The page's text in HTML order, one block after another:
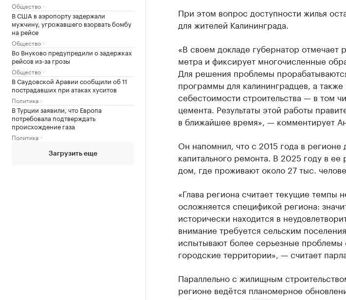
Общество
В США в аэропорту задержали
мужчину, угрожавшего взорвать бомбу
на рейсе
Общество
Во Внуково предупредили о задержках
рейсов из-за грозы
Общество
В Саудовской Аравии сообщили об 11
пострадавших при атаках хуситов
Политика
В Турции заявили, что Европа
потребовала подтверждать
происхождение газа
Политика
Загрузить еще
При этом вопрос доступности жилья
для жителей Калининграда.
«В своем докладе губернатор отмечает
метра и фиксирует многочисленные
Для решения проблемы
программы для калининградцев, а
себестоимости строительства — в том
цемента. Результаты этой работы
в ближайшее время», — комментирует
Он напомнил, что с 2015 года в регионе
капитального ремонта. В 2025 году в
дом, где проживают около 27 тыс.
«Глава региона считает текущие темпы
осложняется спецификой региона:
исторически находится в
внимание требуется сельским
испытывают более серьезные проблемы
городские территории», — считает
Параллельно с жилищным
регионе ведётся планомерное